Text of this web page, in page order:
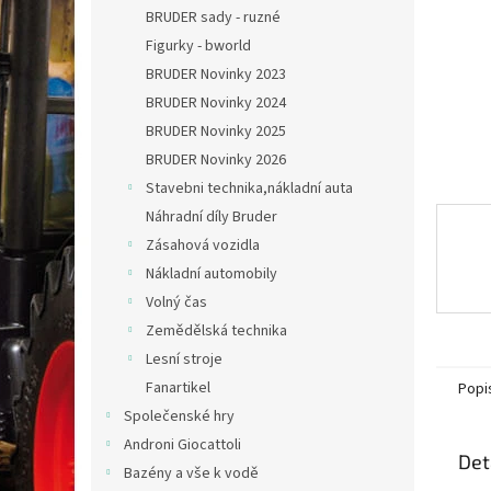
BRUDER sady - ruzné
Figurky - bworld
BRUDER Novinky 2023
BRUDER Novinky 2024
BRUDER Novinky 2025
BRUDER Novinky 2026
Stavebni technika,nákladní auta
Náhradní díly Bruder
Zásahová vozidla
Nákladní automobily
Volný čas
Zemědělská technika
Lesní stroje
Fanartikel
Společenské hry
Androni Giocattoli
Bazény a vše k vodě